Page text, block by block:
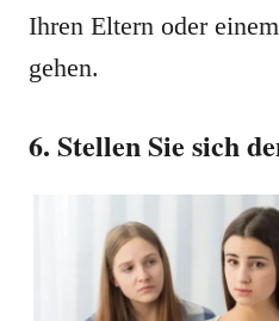
Ihren Eltern oder
gehen.
6. Stellen Sie sich